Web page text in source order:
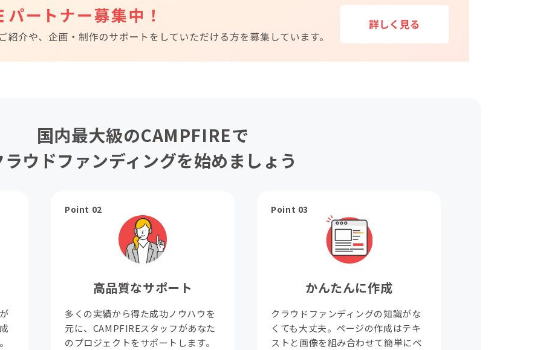
国内最大級のCAMPFIREで
ラウドファンディングを始めましょう
Point 02
高品質なサポート
多くの実績から得た成功ノウハウを
元に、CAMPFIREスタッフがあなた
のプロジェクトをサポートします。
Point 03
かんたんに作成
クラウドファンディングの知識がな
くても大丈夫。ページの作成はテキ
ストと画像を組み合わせて簡単にペ